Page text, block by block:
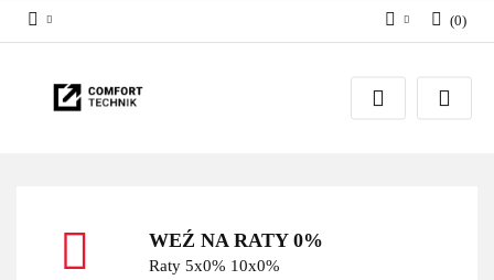
Zaloguj się
Zarejestruj się
(0)
WEŹ NA RATY 0%
Raty 5x0% 10x0%